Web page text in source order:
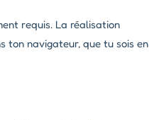
requis. La réalisation
navigateur, que tu sois en